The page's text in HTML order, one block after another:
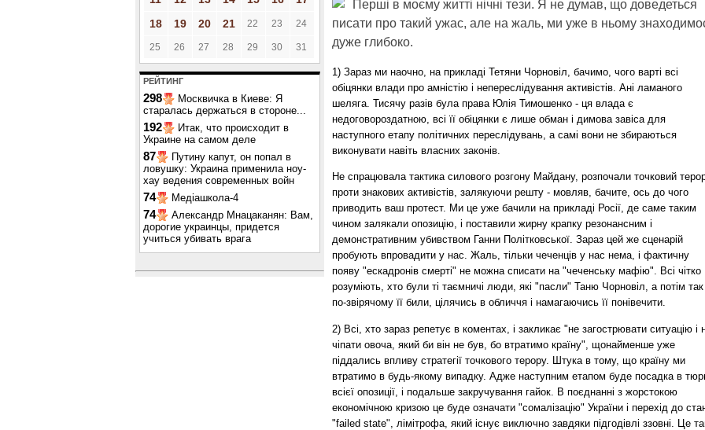
18
19 20 21 22 23 24
25 26 27 28 29 30 31
РЕЙТИНГ
298
Москвичка в Киеве: Я
старалась держаться в стороне...
192
Итак, что происходит в
Украине на самом деле
87
Путину капут, он попал в
ловушку: Украина применила ноу-
хау ведения современных войн
74 Медіашкола-4
74
Александр Мнацаканян: Вам,
дорогие украинцы, придется
учиться убивать врага
Перші в моєму житті нічні тези. Я не думав, що доведеться
писати про такий ужас, але на жаль, ми уже в ньому
дуже глибоко.
1) Зараз ми наочно, на прикладі Тетяни Чорновіл, бачимо, чого варті всі
обіцянки влади про амністію і непереслідування активістів. Ані ламаного
шеляга. Тисячу разів була права Юлія Тимошенко - ця влада є
недоговороздатною, всі її обіцянки є лише обман і димова завіса для
наступного етапу політичних переслідувань, а самі вони не збираються
виконувати навіть власних законів.
Не спрацювала тактика силового розгону Майдану, розпочали точковий
проти знакових активістів, залякуючи решту - мовляв, бачите, ось до чого
приводить ваш протест. Ми це уже бачили на прикладі Росії, де саме таким
чином залякали опозицію, і поставили жирну крапку резонансним і
демонстративним убивством Ганни Політковської. Зараз цей же сценарій
пробують впровадити у нас. Жаль, тільки чеченців у нас нема, і фактичну
появу "ескадронів смерті" не можна списати на "чеченську мафію". Всі чітко
розуміють, хто були ті таємничі люди, які "пасли" Таню Чорновіл, а потім так
по-звірячому її били, цілячись в обличчя і намагаючись її понівечити.
2) Всі, хто зараз репетує в коментах, і закликає "не загострювати ситуацію і
чіпати овоча, який би він не був, бо втратимо країну", щонайменше уже
піддались впливу стратегії точкового терору. Штука в тому, що країну ми
втратимо в будь-якому випадку. Адже наступним етапом буде посадка в
всієї опозиції, і подальше закручування гайок. В поєднанні з жорстокою
економічною кризою це буде означати "сомалізацію" України і перехід до
"failed state", лімітрофа, який існує виключно завдяки підгодівлі ззовні. Це